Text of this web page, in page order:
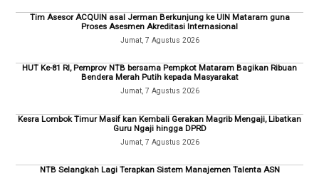
Tim Asesor ACQUIN asal Jerman Berkunjung ke UIN Mataram guna
Proses Asesmen Akreditasi Internasional
Jumat, 7 Agustus 2026
HUT Ke-81 RI, Pemprov NTB bersama Pempkot Mataram Bagikan Ribuan
Bendera Merah Putih kepada Masyarakat
Jumat, 7 Agustus 2026
Kesra Lombok Timur Masif kan Kembali Gerakan Magrib Mengaji, Libatkan
Guru Ngaji hingga DPRD
Jumat, 7 Agustus 2026
NTB Selangkah Lagi Terapkan Sistem Manajemen Talenta ASN